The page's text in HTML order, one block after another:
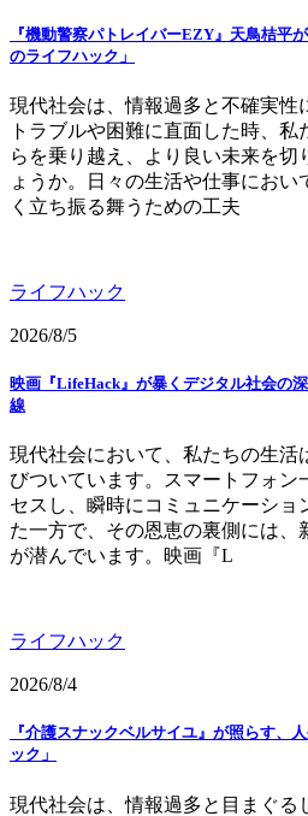
『機動警察パトレイバーEZY』天鳥桔平
のライフハック」
現代社会は、情報過多と不確実性
トラブルや困難に直面した時、
らを乗り越え、より良い未来を切
ょうか。日々の生活や仕事にお
く立ち振る舞うための工夫
ライフハック
2026/8/5
映画『LifeHack』が暴くデジタル社会の
線
現代社会において、私たちの生活
びついています。スマートフォン
セスし、瞬時にコミュニケーショ
た一方で、その恩恵の裏側には、
が潜んでいます。映画『L
ライフハック
2026/8/4
『介護スナックベルサイユ』が照らす、
ック」
現代社会は、情報過多と目まぐる